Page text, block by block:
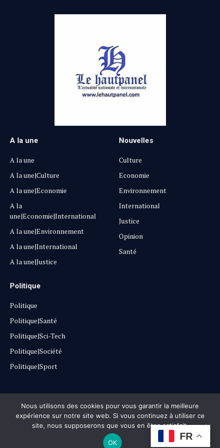
A la une
A la une
A la une|Culture
A la une|Economie
A la
une|Economie|International
A la une|Environnement
A la une|International
A la une|Justice
Nouvelles
Culture
Economie
Environnement
International
Justice
Opinion
Santé
Politique
Politique
Politique|Santé
Politique|Sci-Tech
Politique|Société
Politique|Sport
Copyright © 2025 Lehautpanel
Confidentialité Contact Don
FR
Nous utilisons des cookies pour vous garantir la meilleure
expérience sur notre site web. Si vous continuez à utiliser ce
site, nous supposerons que vous en êtes satisfait.
OK